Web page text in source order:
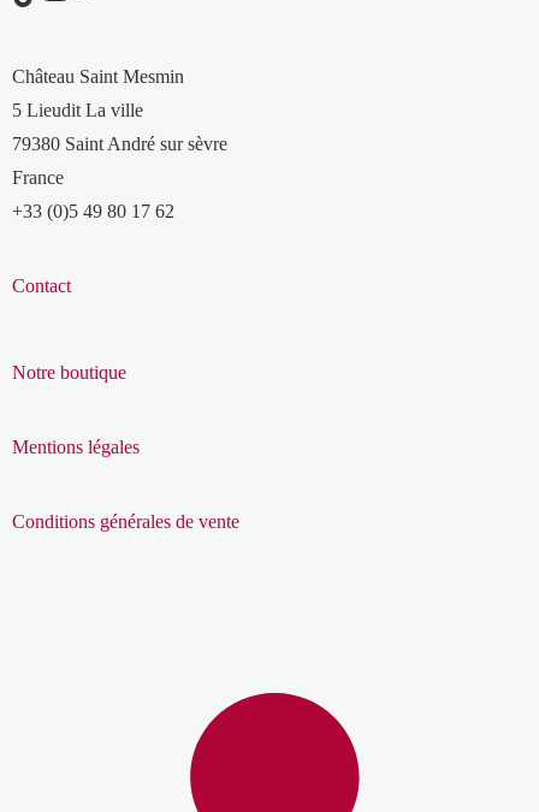
Château Saint Mesmin
5 Lieudit La ville
79380 Saint André sur sèvre
France
+33 (0)5 49 80 17 62
Contact
Notre boutique
Mentions légales
Conditions générales de vente